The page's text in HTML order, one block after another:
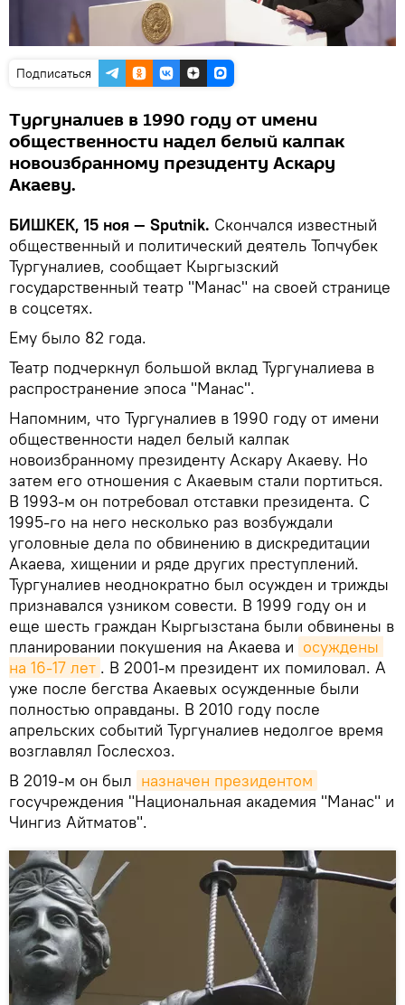
Подписаться
Тургуналиев в 1990 году от имени
общественности надел белый калпак
новоизбранному президенту Аскару
Акаеву.
БИШКЕК, 15 ноя — Sputnik. Скончался известный
общественный и политический деятель Топчубек
Тургуналиев, сообщает Кыргызский
государственный театр "Манас" на своей странице
в соцсетях.
Ему было 82 года.
Театр подчеркнул большой вклад Тургуналиева в
распространение эпоса "Манас".
Напомним, что Тургуналиев в 1990 году от имени
общественности надел белый калпак
новоизбранному президенту Аскару Акаеву. Но
затем его отношения с Акаевым стали портиться.
В 1993-м он потребовал отставки президента. С
1995-го на него несколько раз возбуждали
уголовные дела по обвинению в дискредитации
Акаева, хищении и ряде других преступлений.
Тургуналиев неоднократно был осужден и трижды
признавался узником совести. В 1999 году он и
еще шесть граждан Кыргызстана были обвинены в
планировании покушения на Акаева и осуждены
на 16-17 лет . В 2001-м президент их помиловал. А
уже после бегства Акаевых осужденные были
полностью оправданы. В 2010 году после
апрельских событий Тургуналиев недолгое время
возглавлял Гослесхоз.
В 2019-м он был назначен президентом
госучреждения "Национальная академия "Манас" и
Чингиз Айтматов".